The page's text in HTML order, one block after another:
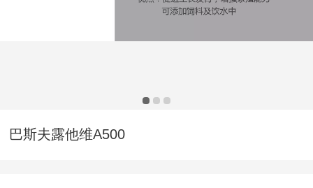
巴斯夫露他维A500